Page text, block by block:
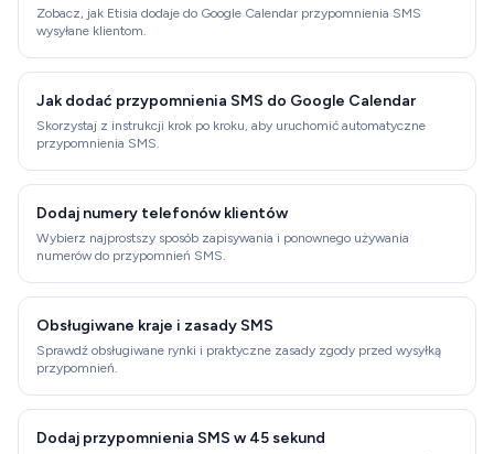
Zobacz, jak Etisia dodaje do Google Calendar przypomnienia SMS
wysyłane klientom.
Jak dodać przypomnienia SMS do Google Calendar
Skorzystaj z instrukcji krok po kroku, aby uruchomić automatyczne
przypomnienia SMS.
Dodaj numery telefonów klientów
Wybierz najprostszy sposób zapisywania i ponownego używania
numerów do przypomnień SMS.
Obsługiwane kraje i zasady SMS
Sprawdź obsługiwane rynki i praktyczne zasady zgody przed wysyłką
przypomnień.
Dodaj przypomnienia SMS w 45 sekund